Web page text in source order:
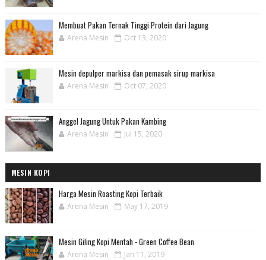
Membuat Pakan Ternak Tinggi Protein dari Jagung
Arena Mesin Oct 13, 2020
Mesin depulper markisa dan pemasak sirup markisa
Arena Mesin Oct 07, 2020
Anggel Jagung Untuk Pakan Kambing
Arena Mesin Jul 15, 2020
MESIN KOPI
Harga Mesin Roasting Kopi Terbaik
Arena Mesin May 17, 2019
Mesin Giling Kopi Mentah - Green Coffee Bean
Arena Mesin Jan 11, 2019